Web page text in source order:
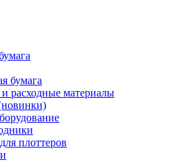
бумага
материалы
плоттеров